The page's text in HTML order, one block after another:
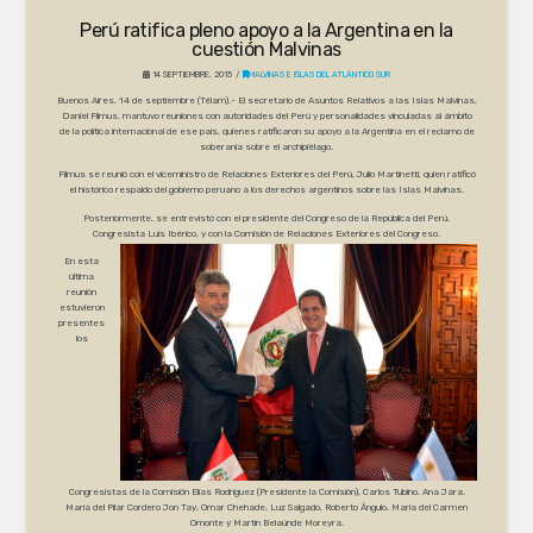
Perú ratifica pleno apoyo a la Argentina en la
cuestión Malvinas
14 SEPTIEMBRE, 2015 MALVINAS E ISLAS DEL ATLÁNTICO SUR
Buenos Aires, 14 de septiembre (Télam).- El secretario de Asuntos Relativos a las Islas Malvinas,
Daniel Filmus, mantuvo reuniones con autoridades del Perú y personalidades vinculadas al ámbito
de la política internacional de ese país, quienes ratificaron su apoyo a la Argentina en el reclamo de
soberanía sobre el archipiélago.
Filmus se reunió con el viceministro de Relaciones Exteriores del Perú, Julio Martinetti, quien ratificó
el histórico respaldo del gobierno peruano a los derechos argentinos sobre las Islas Malvinas.
Posteriormente, se entrevistó con el presidente del Congreso de la República del Perú,
Congresista Luis Ibérico, y con la Comisión de Relaciones Exteriores del Congreso.
En esta
última
reunión
estuvieron
presentes
los
Congresistas de la Comisión Elías Rodríguez (Presidente la Comisión), Carlos Tubino, Ana Jara,
María del Pilar Cordero Jon Tay, Omar Chehade, Luz Salgado, Roberto Ângulo, María del Carmen
Omonte y Martín Belaúnde Moreyra.